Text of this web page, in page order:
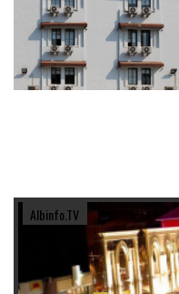
Albinfo.TV